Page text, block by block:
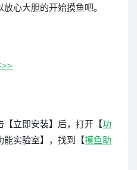
心大胆的开始摸鱼吧。
立即安装】后，打开【功
能实验室】，找到【摸鱼助